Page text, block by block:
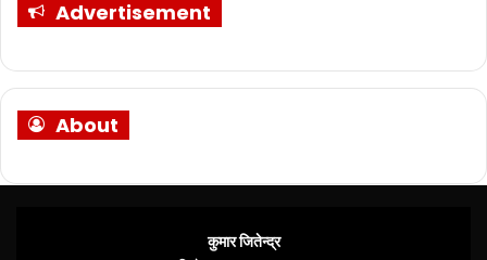
Advertisement
About
कुमार जितेन्द्र